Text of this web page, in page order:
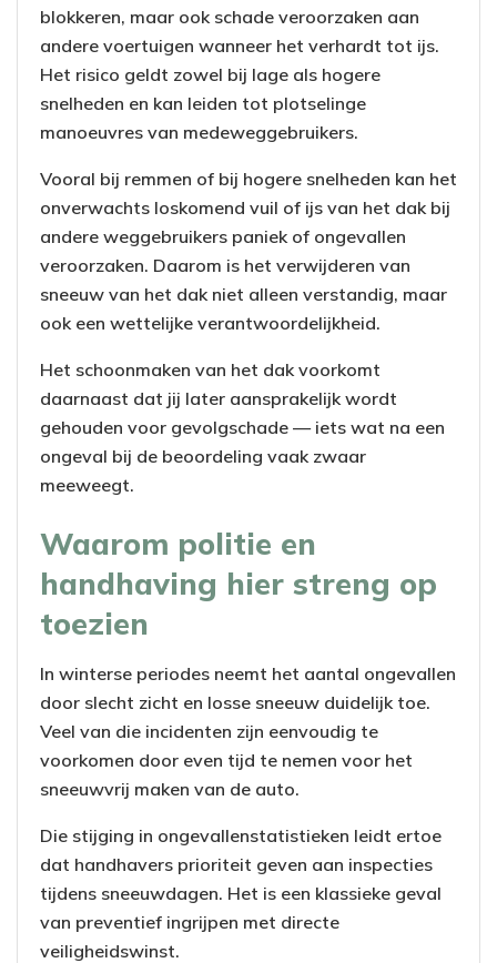
blokkeren, maar ook schade veroorzaken aan
andere voertuigen wanneer het verhardt tot ijs.
Het risico geldt zowel bij lage als hogere
snelheden en kan leiden tot plotselinge
manoeuvres van medeweggebruikers.
Vooral bij remmen of bij hogere snelheden kan het
onverwachts loskomend vuil of ijs van het dak bij
andere weggebruikers paniek of ongevallen
veroorzaken. Daarom is het verwijderen van
sneeuw van het dak niet alleen verstandig, maar
ook een wettelijke verantwoordelijkheid.
Het schoonmaken van het dak voorkomt
daarnaast dat jij later aansprakelijk wordt
gehouden voor gevolgschade — iets wat na een
ongeval bij de beoordeling vaak zwaar
meeweegt.
Waarom politie en
handhaving hier streng op
toezien
In winterse periodes neemt het aantal ongevallen
door slecht zicht en losse sneeuw duidelijk toe.
Veel van die incidenten zijn eenvoudig te
voorkomen door even tijd te nemen voor het
sneeuwvrij maken van de auto.
Die stijging in ongevallenstatistieken leidt ertoe
dat handhavers prioriteit geven aan inspecties
tijdens sneeuwdagen. Het is een klassieke geval
van preventief ingrijpen met directe
veiligheidswinst.